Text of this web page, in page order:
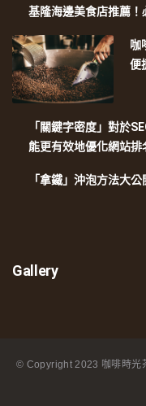
基隆海邊美食店推薦！
咖
便
「關鍵字密度」對於
能更有效地優化網站排
「拿鐵」沖泡方法大
Gallery
© Copyright 2023 咖啡時光